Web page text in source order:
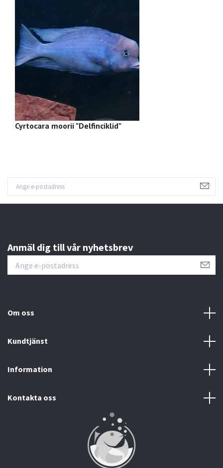
Cyrtocara moorii "Delfinciklid"
Anmäl dig till vår nyhetsbrev
Om oss
Kundtjänst
Information
Kontakta oss